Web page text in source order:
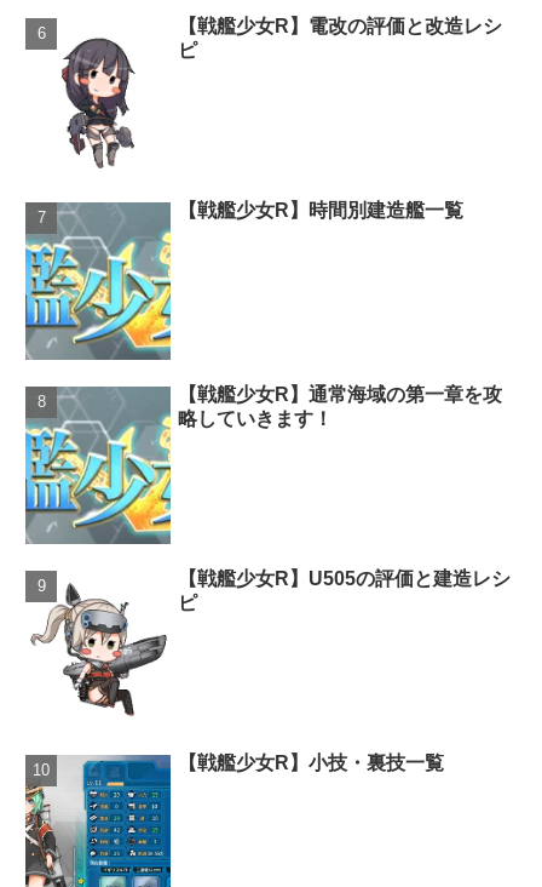
【戦艦少女R】電改の評価と改造レシ
ピ
【戦艦少女R】時間別建造艦一覧
【戦艦少女R】通常海域の第一章を攻
略していきます！
【戦艦少女R】U505の評価と建造レシ
ピ
【戦艦少女R】小技・裏技一覧